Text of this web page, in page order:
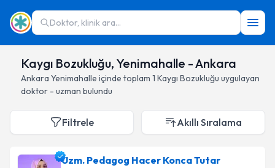
Doktor, klinik ara...
Kaygı Bozukluğu, Yenimahalle - Ankara
Ankara Yenimahalle içinde toplam 1 Kaygı Bozukluğu uygulayan
doktor - uzman bulundu
Filtrele Akıllı Sıralama
Uzm. Pedagog Hacer Konca Tutar